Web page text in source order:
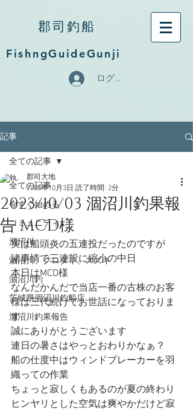
郡司釣船
FishngGuideGunji
ログイン
記事
全ての記事
今すぐ始める
コミュニティ
涸沼川
涸沼川、クロダイ、スズキ
涸沼川釣
茨城県涸沼川釣船店
涸沼川釣果報告
全ての記事
2023/10/03 涸沼川釣果報
告 MCD様
郡司大地
2023年10月3日 読了時間: 2分
実は船頭炎の五連投だったのですが
諸事情で三連投に縮小の中日
本日はMCD様
なんだかんだで当店一番の古株のお客
様は三代続けてお世話になっておりま
す
誠にありがとうございます
連日の暑さはやっとおわりかなぁ？
船の仕度中はウィンドブレーカーを羽
織っての作業
ちょっと寂しくもあるのが夏の終わり
ヒンヤリとした空気は爽やかだけど寂